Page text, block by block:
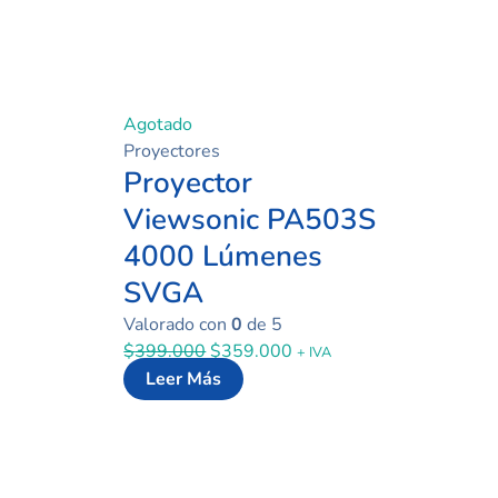
Agotado
Proyectores
Proyector
Viewsonic PA503S
4000 Lúmenes
SVGA
Valorado con0 de 5
$399.000$359.000 + IVA
Leer Más